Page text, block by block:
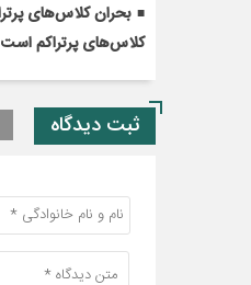
کلاس‌های پرتراکم است
ثبت دیدگاه